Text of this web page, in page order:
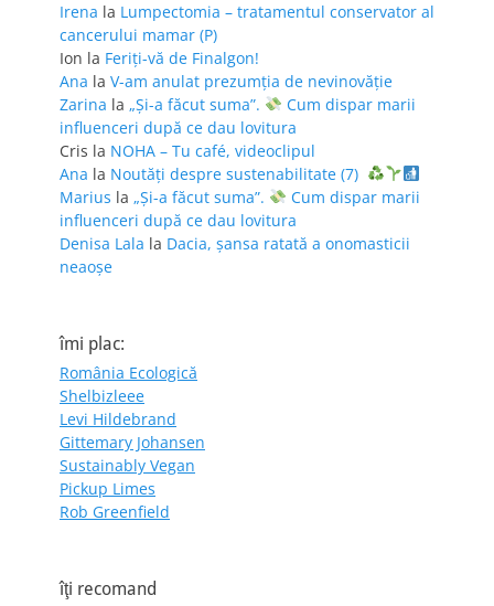
Irena la Lumpectomia – tratamentul conservator al
cancerului mamar (P)
Ion la Feriţi-vă de Finalgon!
Ana la V-am anulat prezumția de nevinovăție
Zarina la „Și-a făcut suma”.
Cum dispar marii
influenceri după ce dau lovitura
Cris la NOHA – Tu café, videoclipul
Ana la Noutăți despre sustenabilitate (7)
Marius la „Și-a făcut suma”.
Cum dispar marii
influenceri după ce dau lovitura
Denisa Lala la Dacia, șansa ratată a onomasticii
neaoșe
îmi plac:
România Ecologică
Shelbizleee
Levi Hildebrand
Gittemary Johansen
Sustainably Vegan
Pickup Limes
Rob Greenfield
îţi recomand